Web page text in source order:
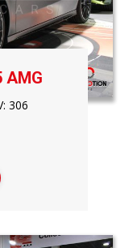
AMG
306